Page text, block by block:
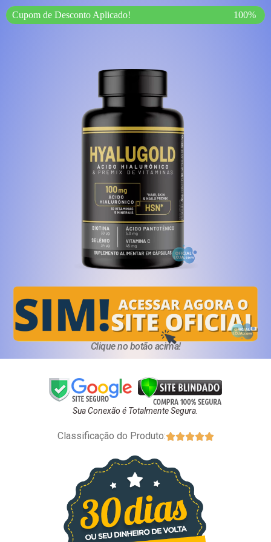
Cupom de Desconto Aplicado! 100%
Clique no botão acima!
Sua Conexão é Totalmente Segura.
Classificação do Produto: